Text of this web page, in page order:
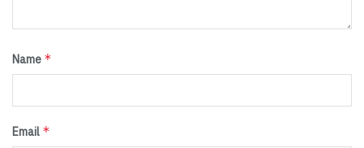
Name *
Email *